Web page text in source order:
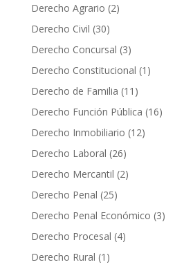
Derecho Agrario (2)
Derecho Civil (30)
Derecho Concursal (3)
Derecho Constitucional (1)
Derecho de Familia (11)
Derecho Función Pública (16)
Derecho Inmobiliario (12)
Derecho Laboral (26)
Derecho Mercantil (2)
Derecho Penal (25)
Derecho Penal Económico (3)
Derecho Procesal (4)
Derecho Rural (1)